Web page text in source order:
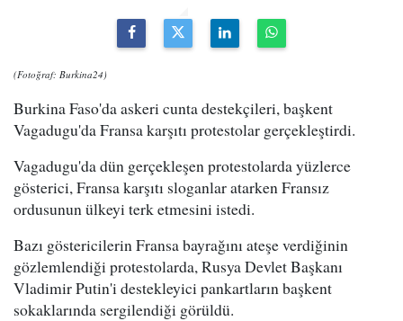
(Fotoğraf: Burkina24)
Burkina Faso'da askeri cunta destekçileri, başkent
Vagadugu'da Fransa karşıtı protestolar gerçekleştirdi.
Vagadugu'da dün gerçekleşen protestolarda yüzlerce
gösterici, Fransa karşıtı sloganlar atarken Fransız
ordusunun ülkeyi terk etmesini istedi.
Bazı göstericilerin Fransa bayrağını ateşe verdiğinin
gözlemlendiği protestolarda, Rusya Devlet Başkanı
Vladimir Putin'i destekleyici pankartların başkent
sokaklarında sergilendiği görüldü.